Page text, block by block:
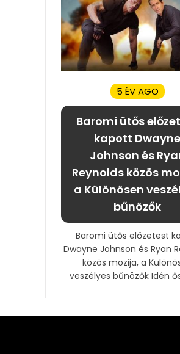
5 ÉV AGO
Baromi ütős
kapott Dwayne
Johnson és
Reynolds közös
a Különösen
bűnözők
Baromi ütős előzetest
Dwayne Johnson és Ryan
közös mozija, a
veszélyes bűnözők Idén